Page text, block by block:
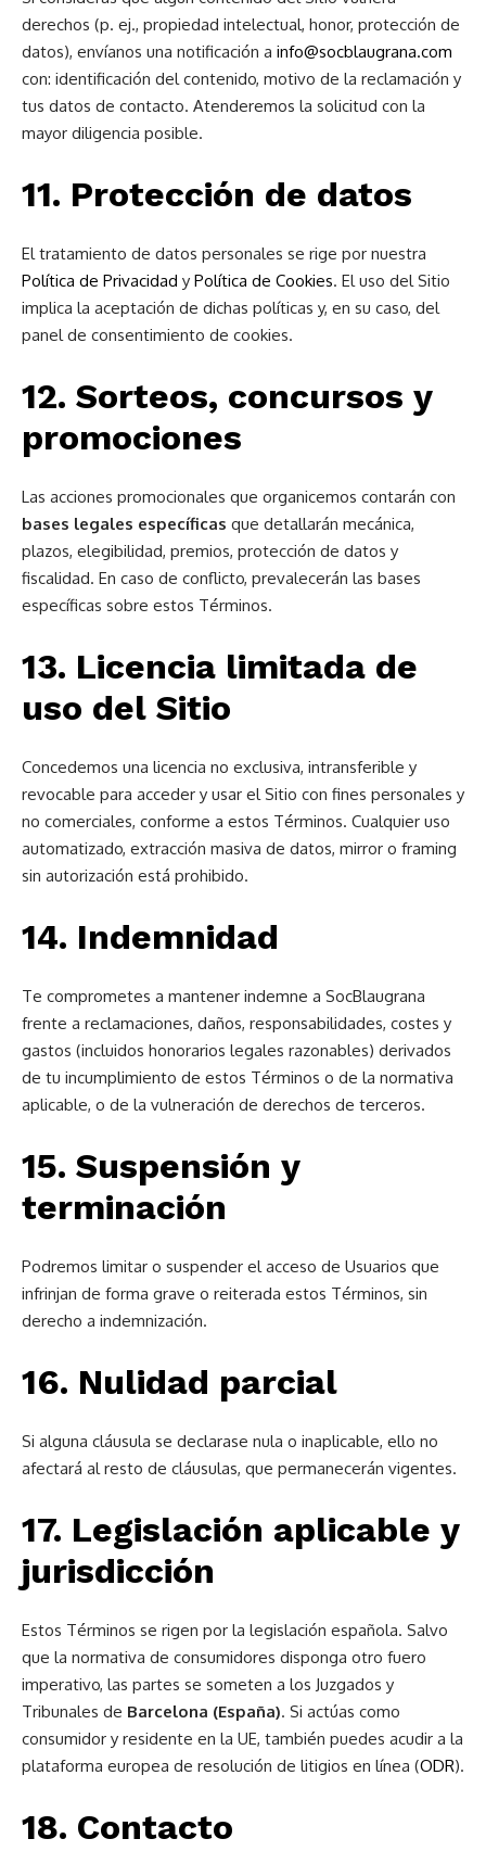
derechos (p. ej., propiedad intelectual, honor, protección de
datos), envíanos una notificación a info@socblaugrana.com
con: identificación del contenido, motivo de la reclamación y
tus datos de contacto. Atenderemos la solicitud con la
mayor diligencia posible.
11. Protección de datos
El tratamiento de datos personales se rige por nuestra
Política de Privacidad y Política de Cookies. El uso del Sitio
implica la aceptación de dichas políticas y, en su caso, del
panel de consentimiento de cookies.
12. Sorteos, concursos y
promociones
Las acciones promocionales que organicemos contarán con
bases legales específicas que detallarán mecánica,
plazos, elegibilidad, premios, protección de datos y
fiscalidad. En caso de conflicto, prevalecerán las bases
específicas sobre estos Términos.
13. Licencia limitada de
uso del Sitio
Concedemos una licencia no exclusiva, intransferible y
revocable para acceder y usar el Sitio con fines personales y
no comerciales, conforme a estos Términos. Cualquier uso
automatizado, extracción masiva de datos, mirror o framing
sin autorización está prohibido.
14. Indemnidad
Te comprometes a mantener indemne a SocBlaugrana
frente a reclamaciones, daños, responsabilidades, costes y
gastos (incluidos honorarios legales razonables) derivados
de tu incumplimiento de estos Términos o de la normativa
aplicable, o de la vulneración de derechos de terceros.
15. Suspensión y
terminación
Podremos limitar o suspender el acceso de Usuarios que
infrinjan de forma grave o reiterada estos Términos, sin
derecho a indemnización.
16. Nulidad parcial
Si alguna cláusula se declarase nula o inaplicable, ello no
afectará al resto de cláusulas, que permanecerán vigentes.
17. Legislación aplicable y
jurisdicción
Estos Términos se rigen por la legislación española. Salvo
que la normativa de consumidores disponga otro fuero
imperativo, las partes se someten a los Juzgados y
Tribunales de Barcelona (España). Si actúas como
consumidor y residente en la UE, también puedes acudir a la
plataforma europea de resolución de litigios en línea (ODR).
18. Contacto